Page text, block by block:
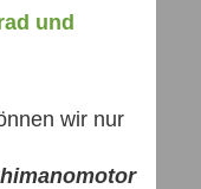
und
wir nur